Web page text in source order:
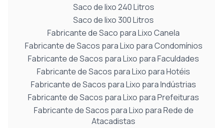
Saco de lixo 240 Litros
Saco de lixo 300 Litros
Fabricante de Saco para Lixo Canela
Fabricante de Sacos para Lixo para Condomínios
Fabricante de Sacos para Lixo para Faculdades
Fabricante de Sacos para Lixo para Hotéis
Fabricante de Sacos para Lixo para Indústrias
Fabricante de Sacos para Lixo para Prefeituras
Fabricante de Sacos para Lixo para Rede de
Atacadistas